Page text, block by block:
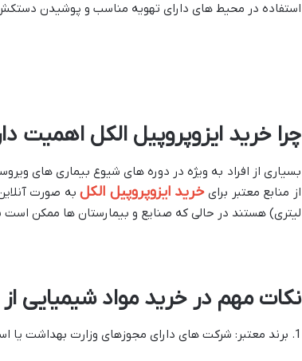
استفاده در محیط های دارای تهویه مناسب و پوشیدن
چرا خرید ایزوپروپیل الکل اهمیت
از منابع معتبر برایخرید ایزوپروپیل الکل
لیتری) هستند در حالی که صنایع و بیمارستان ها ممکن است به خرید گالن های 5 تا
نکات مهم در خرید مواد شیمیایی از
1. برند معتبر: شرکت های دارای مجوزهای وزارت بهداشت یا استانداردهای بین المللی را انتخاب کنید.